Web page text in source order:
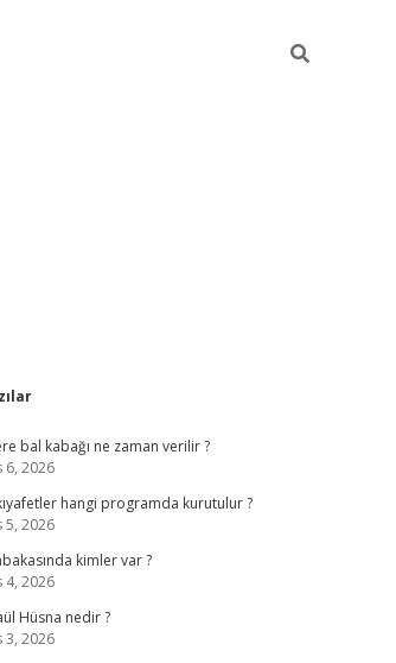
bal kabağı ne zaman verilir ?
6, 2026
kıyafetler hangi programda kurutulur ?
5, 2026
kimler var ?
4, 2026
Hüsna nedir ?
3, 2026